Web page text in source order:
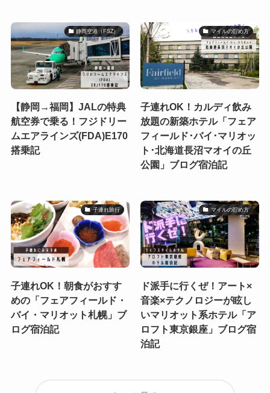
静岡空港（FSZ）
【静岡→福岡】JALの特典
航空券で乗る！フジドリー
ムエアラインズ(FDA)E170
搭乗記
マイルの貯め方
子連れOK！カルディ飲み
放題の新築ホテル「フェア
フィールド･バイ･マリオッ
ト･北海道長沼マオイの丘
公園」ブログ宿泊記
子連れ旅行
子連れOK！朝食がおすす
めの「フェアフィールド・
バイ・マリオット札幌」ブ
ログ宿泊記
マイルの貯め方
ド派手に行くぜ！アート×
音楽×テクノロジーが眩し
いマリオット系ホテル「ア
ロフト東京銀座」ブログ宿
泊記